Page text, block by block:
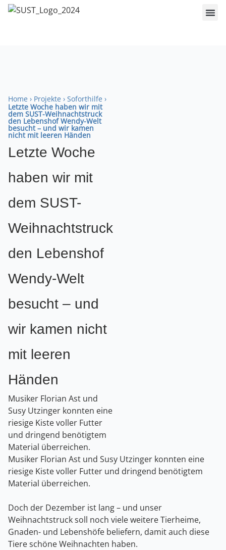
Home › Projekte › Soforthilfe ›
Letzte Woche haben wir mit
dem SUST-Weihnachtstruck
den Lebenshof Wendy-Welt
besucht – und wir kamen
nicht mit leeren Händen
Letzte Woche
haben wir mit
dem SUST-
Weihnachtstruck
den Lebenshof
Wendy-Welt
besucht – und
wir kamen nicht
mit leeren
Händen
Musiker Florian Ast und
Susy Utzinger konnten eine
riesige Kiste voller Futter
und dringend benötigtem
Material überreichen.
Musiker Florian Ast und Susy Utzinger konnten eine
riesige Kiste voller Futter und dringend benötigtem
Material überreichen.
Doch der Dezember ist lang – und unser
Weihnachtstruck soll noch viele weitere Tierheime,
Gnaden- und Lebenshöfe beliefern, damit auch diese
Tiere schöne Weihnachten haben.